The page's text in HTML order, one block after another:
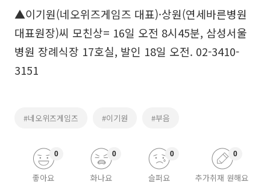
▲이기원(네오위즈게임즈 대표)·상원(연세바른병원
대표원장)씨 모친상= 16일 오전 8시45분, 삼성서울
병원 장례식장 17호실, 발인 18일 오전. 02-3410-
3151
#네오위즈게임즈 #이기원 #부음
좋아요
0
화나요
0
슬퍼요
0
추가취재 원해요
0